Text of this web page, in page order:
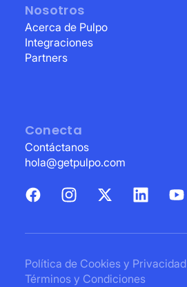
Conecta
Contáctanos
hola@getpulpo.com
Nosotros
Acerca de Pulpo
Integraciones
Partners
Política de Cookies y Privacidad
Términos y Condiciones